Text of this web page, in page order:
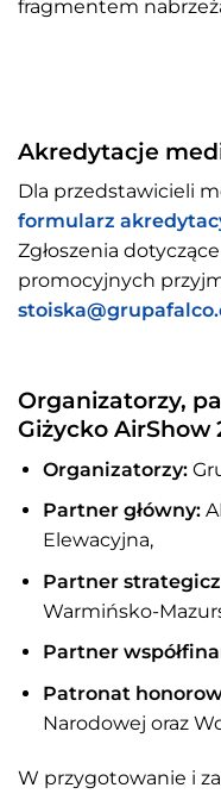
fragmentem
Akredytacje
Dla przedstawicieli
formularz
Zgłoszenia
promocyjnych
Organizatorzy,
Giżycko AirShow
Organizatorzy:
Partner główny:
Elewacyjna,
Partner
Warmińsko-
Partner
Patronat
Narodowej oraz
W przygotowanie i